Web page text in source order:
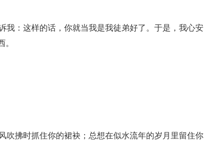
我：这样的话，你就当我是我徒弟好了。于是，我心安
。
吹拂时抓住你的裙袂；总想在似水流年的岁月里留住你